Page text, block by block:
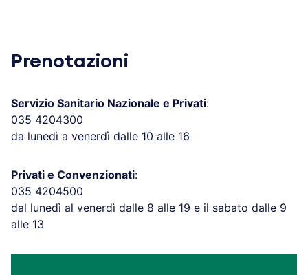
Prenotazioni
Servizio Sanitario Nazionale e Privati:
035 4204300
da lunedì a venerdì dalle 10 alle 16
Privati e Convenzionati:
035 4204500
dal lunedì al venerdì dalle 8 alle 19 e il sabato dalle 9
alle 13